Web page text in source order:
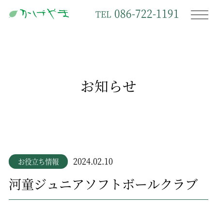
TEL 086-722-1191
お知らせ
お役立ち情報 2024.02.10
河童ジュニアソフトボールクラブ